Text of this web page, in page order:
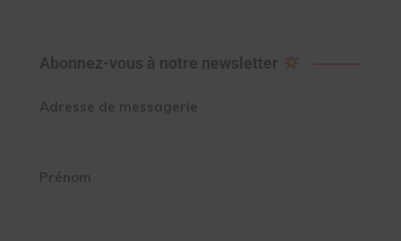
Abonnez-vous à notre newsletter
Adresse de messagerie
Prénom